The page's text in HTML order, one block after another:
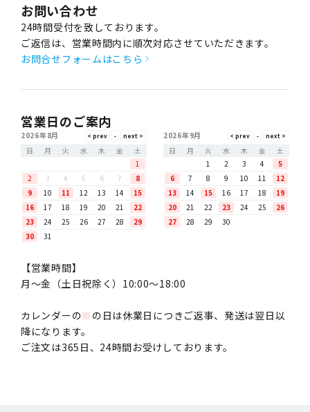
お問い合わせ
24時間受付を致しております。
ご返信は、営業時間内に順次対応させていただきます。
お問合せフォームはこちら
営業日のご案内
2026年8月
日
月 火 水 木 金
土
1
2
3 4 5 6 7
8
9
10 11 12 13 14
15
16
17 18 19 20 21
22
23
24 25 26 27 28
29
30
31
2026年9月
日
月 火 水 木 金
土
1
2 3 4
5
6
7 8 9 10 11
12
13
14 15 16 17 18
19
20
21 22 23 24 25
26
27
28 29 30
【営業時間】
月〜金（土日祝除く）10:00～18:00
カレンダーの■ の日は休業日につきご返事、発送は翌日以
降になります。
ご注文は365日、24時間お受けしております。